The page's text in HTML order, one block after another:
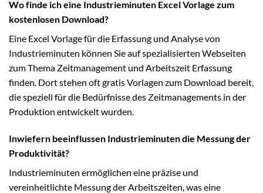
Wo finde ich eine Industrieminuten Excel Vorlage zum
kostenlosen Download?
Eine Excel Vorlage für die Erfassung und Analyse von
Industrieminuten können Sie auf spezialisierten Webseiten
zum Thema Zeitmanagement und Arbeitszeit Erfassung
finden. Dort stehen oft gratis Vorlagen zum Download bereit,
die speziell für die Bedürfnisse des Zeitmanagements in der
Produktion entwickelt wurden.
Inwiefern beeinflussen Industrieminuten die Messung der
Produktivität?
Industrieminuten ermöglichen eine präzise und
vereinheitlichte Messung der Arbeitszeiten, was eine